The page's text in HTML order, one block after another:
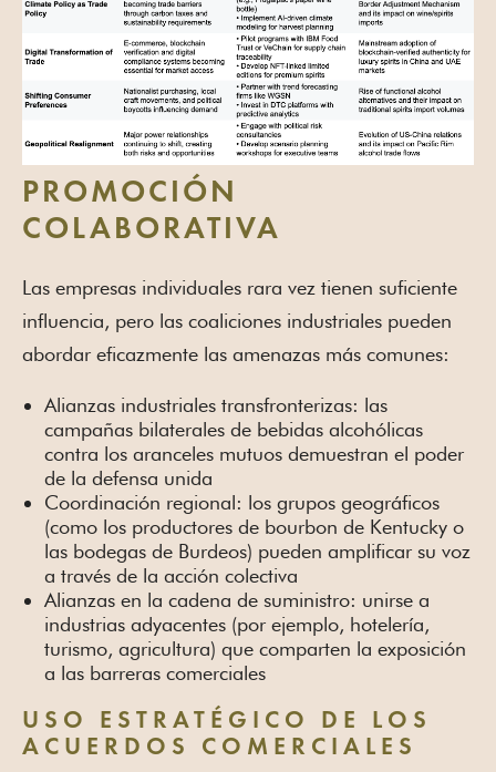
PROMOCIÓN
COLABORATIVA
Las empresas individuales rara vez tienen suficiente
influencia, pero las coaliciones industriales pueden
abordar eficazmente las amenazas más comunes:
Alianzas industriales transfronterizas: las
campañas bilaterales de bebidas alcohólicas
contra los aranceles mutuos demuestran el poder
de la defensa unida
Coordinación regional: los grupos geográficos
(como los productores de bourbon de Kentucky o
las bodegas de Burdeos) pueden amplificar su voz
a través de la acción colectiva
Alianzas en la cadena de suministro: unirse a
industrias adyacentes (por ejemplo, hotelería,
turismo, agricultura) que comparten la exposición
a las barreras comerciales
USO ESTRATÉGICO DE LOS
ACUERDOS COMERCIALES